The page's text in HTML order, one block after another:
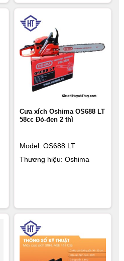
Cưa xích Oshima OS688 LT
58cc Đỏ-đen 2 thì
Model: OS688 LT
Thương hiệu: Oshima